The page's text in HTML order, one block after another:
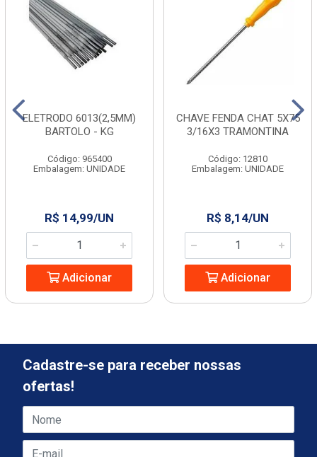
ELETRODO 6013(2,5MM)
BARTOLO - KG
Código: 965400
Embalagem: UNIDADE
R$ 14,99/UN
Adicionar
CHAVE FENDA CHAT 5X75
3/16X3 TRAMONTINA
Código: 12810
Embalagem: UNIDADE
R$ 8,14/UN
Adicionar
Cadastre-se para receber nossas
ofertas!